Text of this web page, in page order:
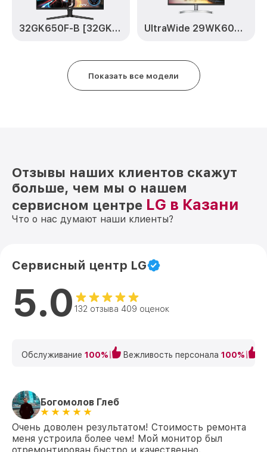
32GK650F-B [32GK650F-B.ARUZ] UltraWide 29WK600-W [29WK600-W.ARUZ]
Показать все модели
Отзывы наших клиентов скажут
больше, чем мы о нашем
сервисном центре LG в Казани
Что о нас думают наши клиенты?
Сервисный центр LG
5.0 132 отзыва 409 оценок
Обслуживание 100% Вежливость персонала 100%
Богомолов Глеб
Очень доволен результатом! Стоимость ремонта
меня устроила более чем! Мой монитор был